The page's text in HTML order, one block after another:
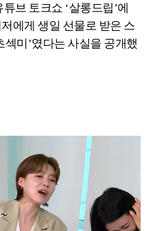
브 토크쇼 ‘살롱드립’에
에게 생일 선물로 받은 스
섹미’였다는 사실을 공개했